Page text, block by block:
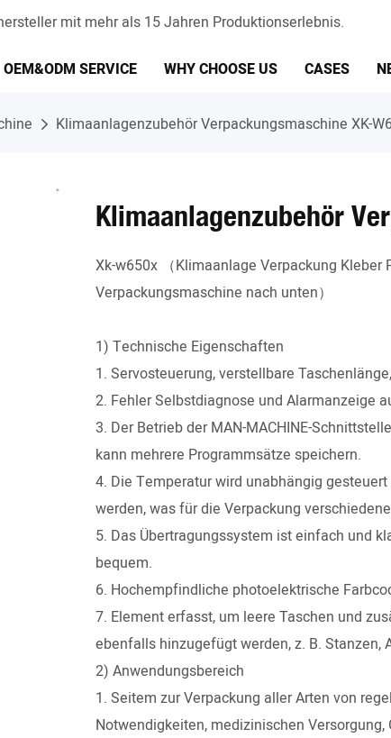
mit mehr als 15 Jahren Produktionserlebnis.
OEM&ODM SERVICE WHY CHOOSE US CASES
Klimaanlagenzubehör Verpackungsmaschine XK-
Klimaanlagenzubehör
Xk-w650x （Klimaanlage Verpackung
Verpackungsmaschine nach unten）
1) Technische Eigenschaften
1. Servosteuerung, verstellbare
2. Fehler Selbstdiagnose und Alarmanzeige
3. Der Betrieb der MAN-MACHINE-
kann mehrere Programmsätze speichern.
4. Die Temperatur wird unabhängig
werden, was für die Verpackung
5. Das Übertragungssystem ist einfach und
bequem.
6. Hochempfindliche photoelektrische
7. Element erfasst, um leere Taschen und
ebenfalls hinzugefügt werden, z. B. Stanzen,
2) Anwendungsbereich
1. Seitem zur Verpackung aller Arten von
Notwendigkeiten, medizinischen